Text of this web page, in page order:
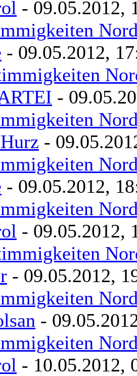
- 09.05.2012,
- 09.05.2012,
-
-
- 09.05.2012,
- 09.05.2012,
- 09.05.2012,
-
- 10.05.2012,